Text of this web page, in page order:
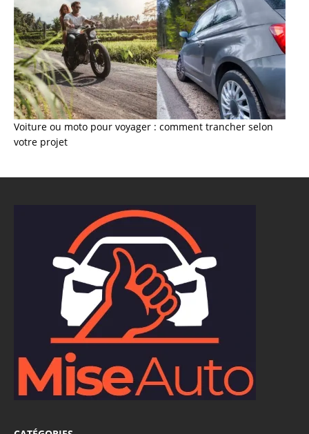
Voiture ou moto pour voyager : comment trancher selon
votre projet